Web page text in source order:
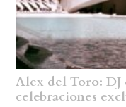
Alex del Toro: DJ
celebraciones